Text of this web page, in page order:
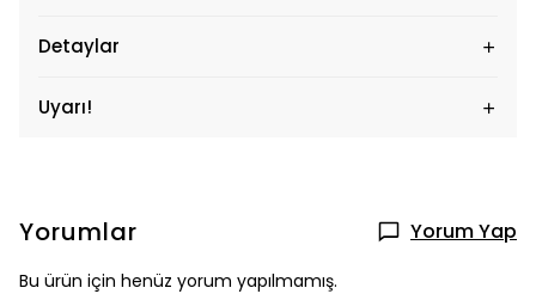
Detaylar
Uyarı!
Yorumlar Yorum Yap
Bu ürün için henüz yorum yapılmamış.